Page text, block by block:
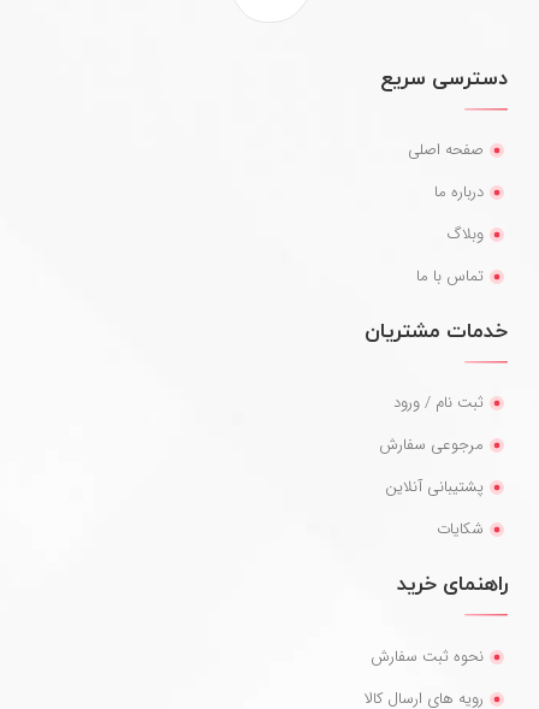
دسترسی سریع
صفحه اصلی
درباره ما
وبلاگ
تماس با ما
خدمات مشتریان
ثبت نام / ورود
مرجوعی سفارش
پشتیبانی آنلاین
شکایات
راهنمای خرید
نحوه ثبت سفارش
رویه های ارسال کالا